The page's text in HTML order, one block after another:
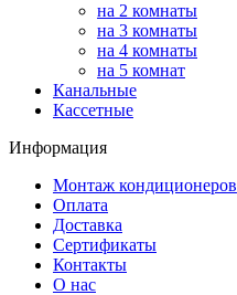
на 2 комнаты
на 3 комнаты
на 4 комнаты
на 5 комнат
Канальные
Кассетные
Информация
Монтаж кондиционеров
Оплата
Доставка
Сертификаты
Контакты
О нас